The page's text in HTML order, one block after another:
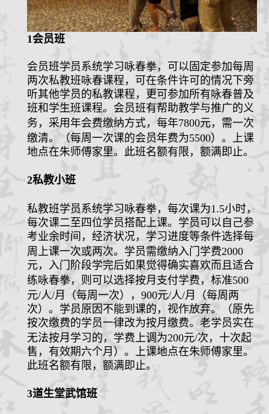
1会员班
会员班学员系统学习咏春拳，可以固定参加每周
两次私教班咏春课程，可在条件许可的情况下旁
听其他学员的私教课程，更可参加所有咏春普及
班和学生班课程。会员班有帮助教学与推广的义
务，采用年会费缴纳方式，每年7800元，需一次
缴清。（每周一次课的会员年费为5500）。上课
地点在朱师傅家里。此班名额有限，额满即止。
2私教小班
私教班学员系统学习咏春拳，每次课为1.5小时，
每次课二至四位学员搭配上课。学员可以自己参
考业余时间，经济状况，学习进度等条件选择每
周上课一次或两次。学员需缴纳入门学费2000
元，入门阶段学完后如果觉得确实喜欢而且适合
练咏春拳，则可以选择按月支付学费，标准500
元/人/月（每周一次）， 900元/人/月（每周两
次）。学员原因不能到课的，视作放弃。（原先
按次缴费的学员一律改为按月缴费。老学员实在
无法按月学习的，学费上调为200元/次，十次起
售，有效期六个月）。上课地点在朱师傅家里。
此班名额有限，额满即止。
3道生堂武馆班